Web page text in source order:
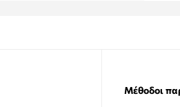
Μέθοδοι